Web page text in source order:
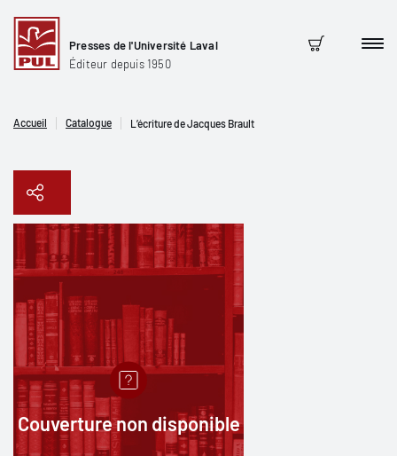
Presses de l'Université Laval
Éditeur depuis 1950
Panier
Accueil Catalogue L’écriture de Jacques Brault
Copier le lien
Couverture non disponible